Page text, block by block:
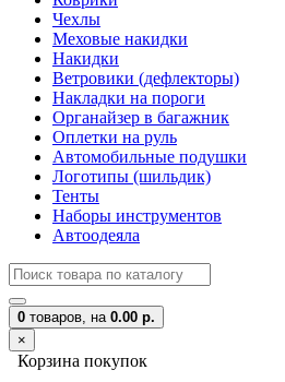
Чехлы
Меховые накидки
Накидки
Ветровики (дефлекторы)
Накладки на пороги
Органайзер в багажник
Оплетки на руль
Автомобильные подушки
Логотипы (шильдик)
Тенты
Наборы инструментов
Автоодеяла
0 товаров, на 0.00 р.
×
Корзина покупок